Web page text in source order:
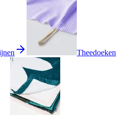
Theedoeken